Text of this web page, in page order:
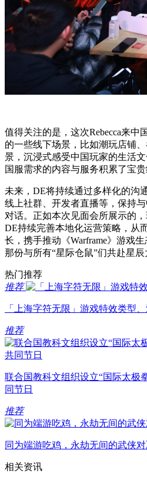
值得关注的是，这次Rebecca来中
的一些线下场景，比如潮玩店铺
景，沉浸式感受中国玩家的生活
国服需求的内容与服务积累了宝贵
未来，DE将持续通过多样化的沟
线上社群、开发者直播等，保持
对话。正如本次见面会所展示的
DE持续完善本地化运营策略，从
长，携手推动《Warframe》游戏
那份与所有“星际仓鼠”们共赴星辰
热门推荐
推荐
「上海字符无限」游戏特效类型
推荐
联合国教科文组织设立“国际太极
同节日
推荐
同为端游吃鸡，永劫无间的武侠
相关资讯